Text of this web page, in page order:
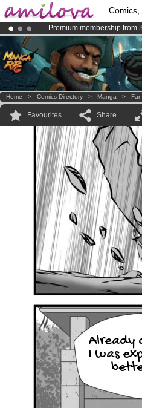
Comics,
Premium membership from
Already 100000members
AmilovaKickstarter is now
Home > Comics Directory > Manga >
Favourites Share
Already
I was